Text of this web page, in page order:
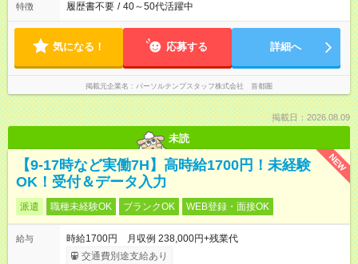
特徴 履歴書不要 / 40～50代活躍中
気になる！ 応募する 詳細へ
掲載元企業名 パーソルテンプスタッフ株式会社 首都圏
掲載日：2026.08.09
未読
NEW
【9-17時など実働7H】高時給1700円！未経験
OK！受付＆データ入力
派遣 職種未経験OK ブランクOK WEB登録・面接OK
給与
時給1700円 月収例 238,000円+残業代
交通費別途支給あり